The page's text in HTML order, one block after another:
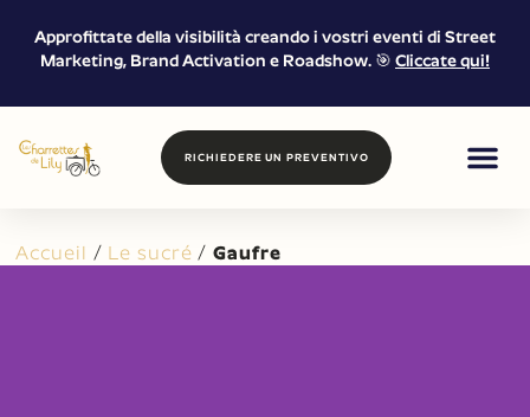
Approfittate della visibilità creando i vostri eventi di Street
Marketing, Brand Activation e Roadshow. 🎯 Cliccate qui!
RICHIEDERE UN PREVENTIVO
Accueil / Le sucré /Gaufre